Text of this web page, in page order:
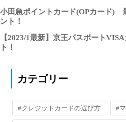
小田急ポイントカード(OPカード)
ント！
【2023/1最新】京王パスポート
ト！
カテゴリー
#クレジットカードの選び方 #